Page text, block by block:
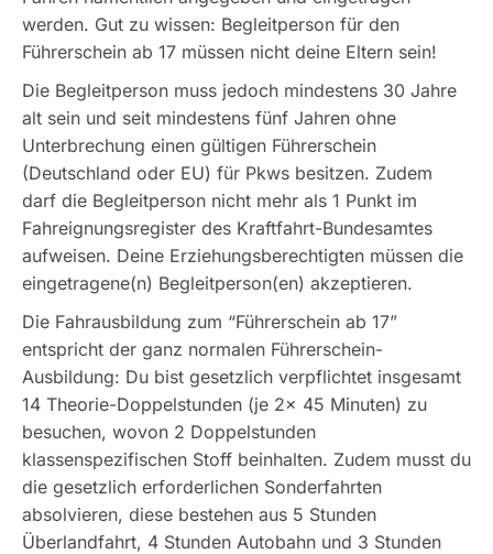
werden. Gut zu wissen: Begleitperson für den
Führerschein ab 17 müssen nicht deine Eltern sein!
Die Begleitperson muss jedoch mindestens 30 Jahre
alt sein und seit mindestens fünf Jahren ohne
Unterbrechung einen gültigen Führerschein
(Deutschland oder EU) für Pkws besitzen. Zudem
darf die Begleitperson nicht mehr als 1 Punkt im
Fahreignungsregister des Kraftfahrt-Bundesamtes
aufweisen. Deine Erziehungsberechtigten müssen die
eingetragene(n) Begleitperson(en) akzeptieren.
Die Fahrausbildung zum “Führerschein ab 17”
entspricht der ganz normalen Führerschein-
Ausbildung: Du bist gesetzlich verpflichtet insgesamt
14 Theorie-Doppelstunden (je 2x 45 Minuten) zu
besuchen, wovon 2 Doppelstunden
klassenspezifischen Stoff beinhalten. Zudem musst du
die gesetzlich erforderlichen Sonderfahrten
absolvieren, diese bestehen aus 5 Stunden
Überlandfahrt, 4 Stunden Autobahn und 3 Stunden